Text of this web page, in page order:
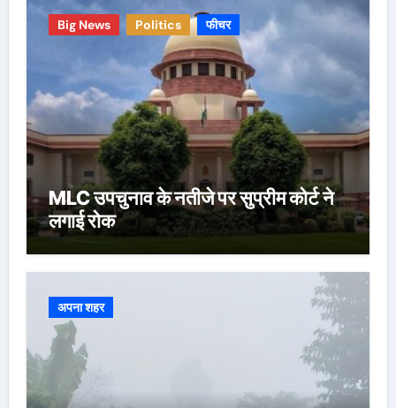
Big News Politics फीचर
MLC उपचुनाव के नतीजे पर सुप्रीम कोर्ट ने
लगाई रोक
अपना शहर